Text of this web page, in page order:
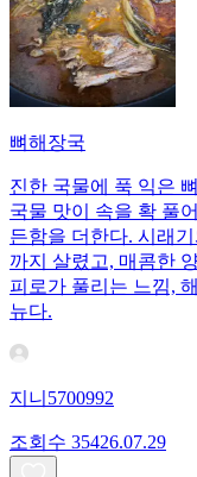
뼈해장국
진한 국물에 푹 익은
국물 맛이 속을 확 풀
든함을 더한다. 시래
까지 살렸고, 매콤한
피로가 풀리는 느낌,
뉴다.
지니5700992
조회수 35426.07.29